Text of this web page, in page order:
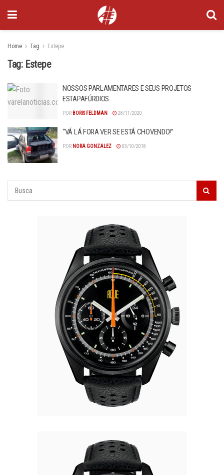
Home Tag Estepe
Tag: Estepe
NOSSOS PARLAMENTARES E SEUS PROJETOS
ESTAPAFÚRDIOS
POR BORIS FELDMAN 28/11/2020
“VÁ LÁ FORA VER SE ESTÁ CHOVENDO!”
POR NORA GONZALEZ 03/10/2018